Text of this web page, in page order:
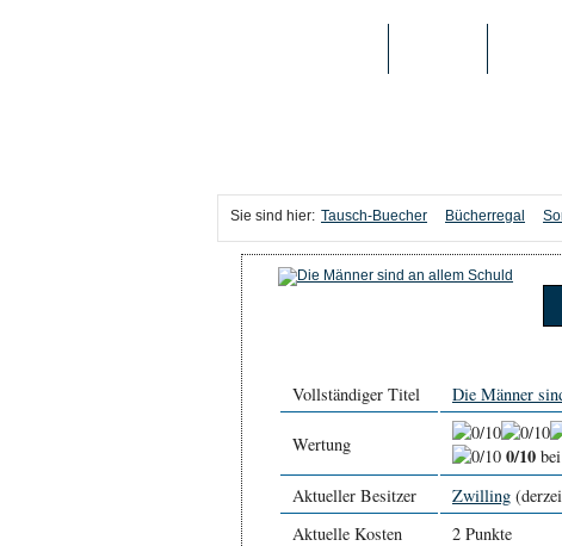
Sie sind hier: Tausch-Buecher Bücherregal
Vollständiger Titel Die Männer
Wertung 0/10
Aktueller Besitzer
Zwilling
Aktuelle Kosten
2 Punkte